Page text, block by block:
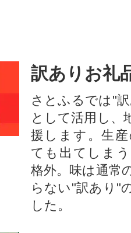
訳ありお礼
さとふるでは"
として活用し、
援します。⽣
ても出てしま
格外。味は通常
らない"訳あり"
した。